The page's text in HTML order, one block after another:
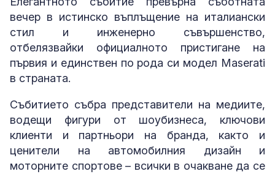
вечер в истинско въплъщение на италиански
стил и инженерно съвършенство,
отбелязвайки официалното пристигане на
първия и единствен по рода си модел Maserati
в страната.
Събитието събра представители на медиите,
водещи фигури от шоубизнеса, ключови
клиенти и партньори на бранда, както и
ценители на автомобилния дизайн и
моторните спортове – всички в очакване да се